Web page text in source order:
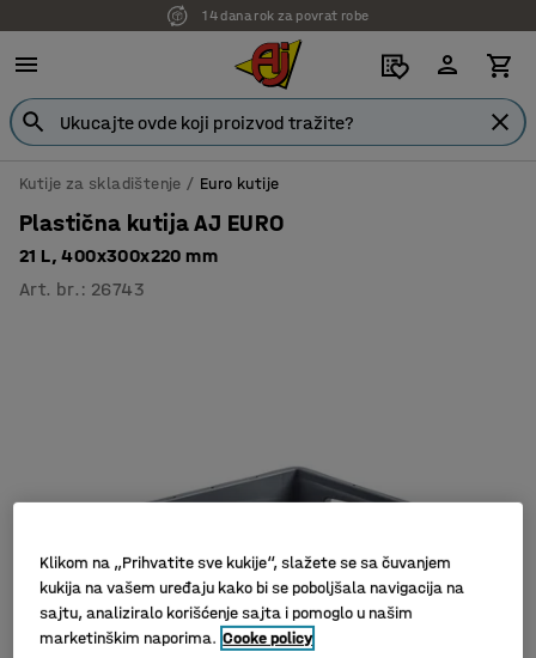
14 dana rok za povrat robe
7 godina garancije
Kutije za skladištenje Euro kutije
Plastična kutija AJ EURO
21 L, 400x300x220 mm
Art. br. : 26743
Klikom na „Prihvatite sve kukije“, slažete se sa čuvanjem
kukija na vašem uređaju kako bi se poboljšala navigacija na
sajtu, analiziralo korišćenje sajta i pomoglo u našim
marketinškim naporima. Cooke policy